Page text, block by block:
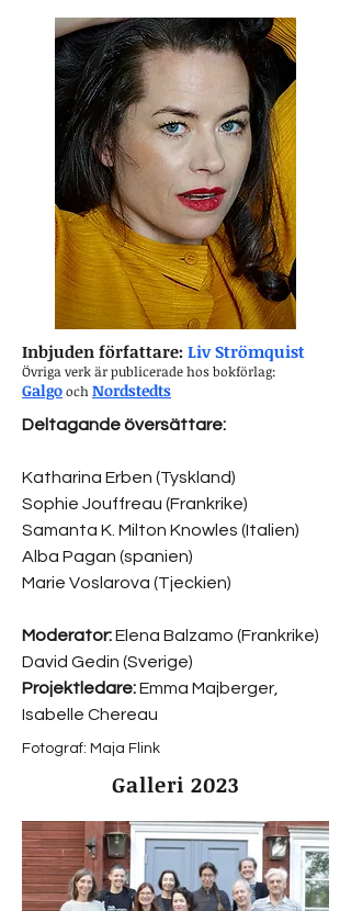
Inbjuden författare: Liv Strömquist
Övriga verk är publicerade hos bokförlag:
Galgooch Nordstedts
Deltagande översättare:
Katharina Erben (Tyskland)
Sophie Jouffreau (Frankrike)
Samanta K. Milton Knowles (Italien)
Alba Pagan (spanien)
Marie Voslarova (Tjeckien)
Moderator:Elena Balzamo (Frankrike)
David Gedin (Sverige)
Projektledare:Emma Majberger,
Isabelle Chereau
Fotograf: Maja Flink
Galleri 2023